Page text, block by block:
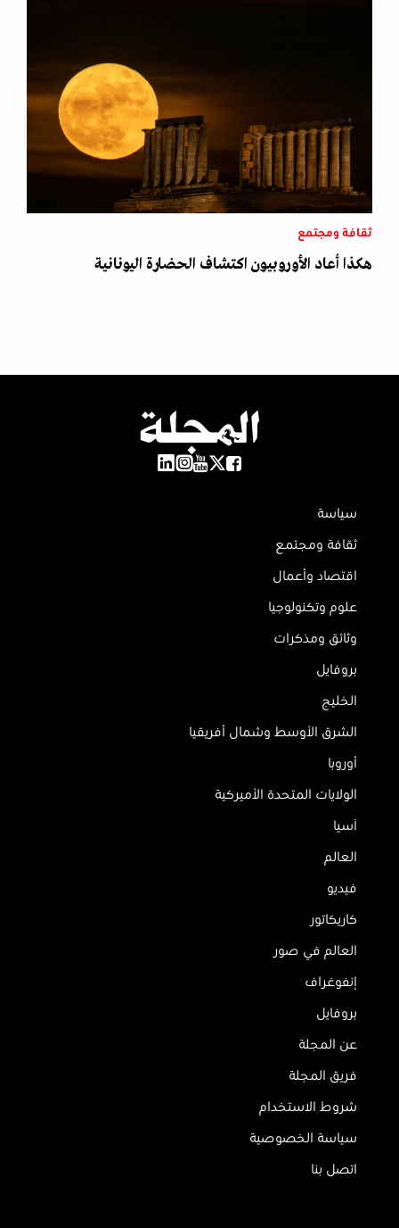
ثقافة ومجتمع
هكذا أعاد الأوروبيون اكتشاف الحضارة اليونانية
سياسة
ثقافة ومجتمع
اقتصاد وأعمال
علوم وتكنولوجيا
وثائق ومذكرات
بروفايل
الخليج
الشرق الأوسط وشمال أفريقيا
أوروبا
الولايات المتحدة الأميركية
آسيا
العالم
فيديو
كاريكاتور
العالم في صور
إنفوغراف
بروفايل
عن المجلة
فريق المجلة
شروط الاستخدام
سياسة الخصوصية
اتصل بنا